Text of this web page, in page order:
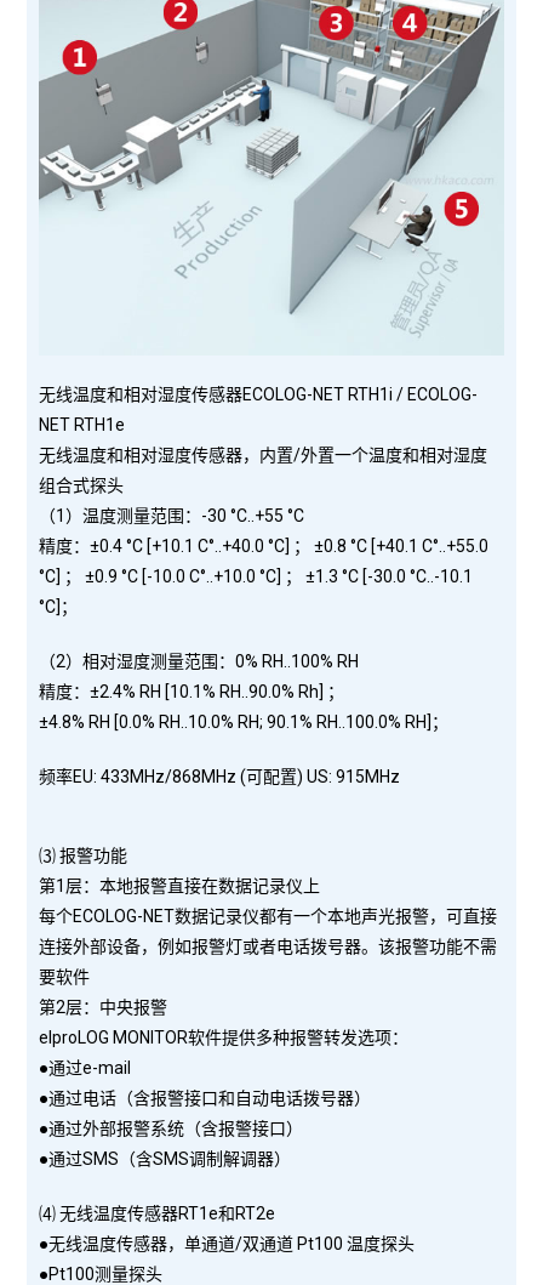
无线温度和相对湿度传感器ECOLOG-NET RTH1i / ECOLOG-
NET RTH1e
无线温度和相对湿度传感器，内置/外置一个温度和相对湿度
组合式探头
（1）温度测量范围：-30 °C..+55 °C
精度：±0.4 °C [+10.1 C°..+40.0 °C] ； ±0.8 °C [+40.1 C°..+55.0
°C] ； ±0.9 °C [-10.0 C°..+10.0 °C] ； ±1.3 °C [-30.0 °C..-10.1
°C]；
（2）相对湿度测量范围：0% RH..100% RH
精度：±2.4% RH [10.1% RH..90.0% Rh] ；
±4.8% RH [0.0% RH..10.0% RH; 90.1% RH..100.0% RH]；
频率EU: 433MHz/868MHz (可配置) US: 915MHz
⑶ 报警功能
第1层：本地报警直接在数据记录仪上
每个ECOLOG-NET数据记录仪都有一个本地声光报警，可直接
连接外部设备，例如报警灯或者电话拨号器。该报警功能不需
要软件
第2层：中央报警
elproLOG MONITOR软件提供多种报警转发选项：
●通过e-mail
●通过电话（含报警接口和自动电话拨号器）
●通过外部报警系统（含报警接口）
●通过SMS（含SMS调制解调器）
⑷ 无线温度传感器RT1e和RT2e
●无线温度传感器，单通道/双通道 Pt100 温度探头
●Pt100测量探头